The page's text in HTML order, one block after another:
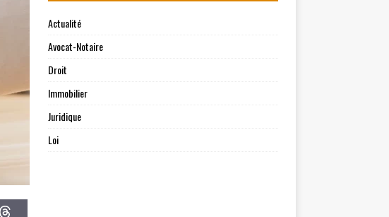
Actualité
Avocat-Notaire
Droit
Immobilier
Juridique
Loi